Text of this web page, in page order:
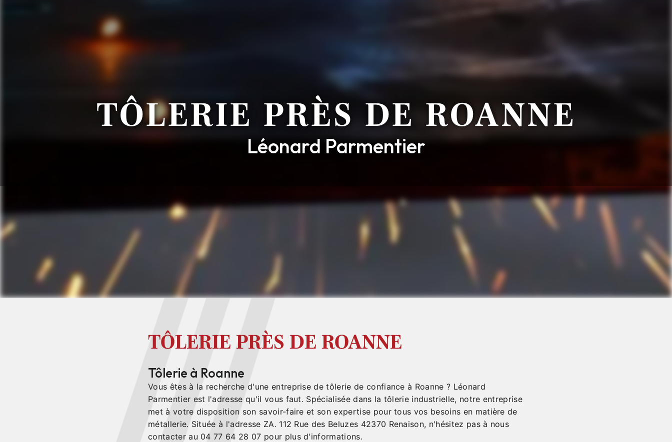
TÔLERIE PRÈS DE ROANNE
Léonard Parmentier
TÔLERIE PRÈS DE ROANNE
Tôlerie à Roanne
Vous êtes à la recherche d'une entreprise de tôlerie de confiance à Roanne ? Léonard
Parmentier est l'adresse qu'il vous faut. Spécialisée dans la tôlerie industrielle, notre entreprise
met à votre disposition son savoir-faire et son expertise pour tous vos besoins en matière de
métallerie. Située à l'adresse ZA. 112 Rue des Beluzes 42370 Renaison, n'hésitez pas à nous
contacter au 04 77 64 28 07 pour plus d'informations.